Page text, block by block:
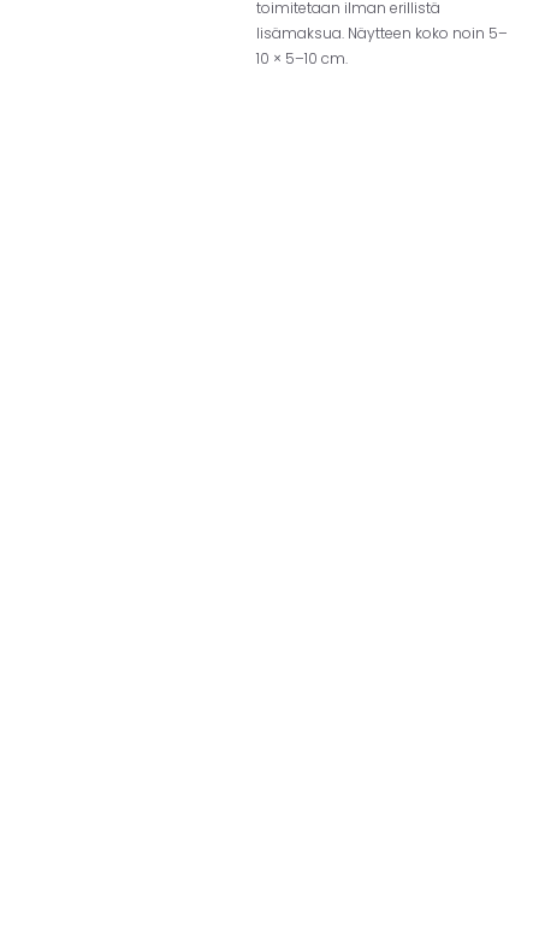
toimitetaan ilman erillistä
lisämaksua. Näytteen koko noin 5–
10 × 5–10 cm.